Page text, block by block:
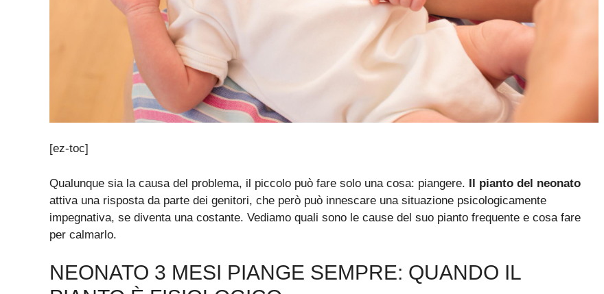
[ez-toc]
Qualunque sia la causa del problema, il piccolo può fare solo una cosa: piangere. Il pianto del neonato
attiva una risposta da parte dei genitori, che però può innescare una situazione psicologicamente
impegnativa, se diventa una costante. Vediamo quali sono le cause del suo pianto frequente e cosa fare
per calmarlo.
NEONATO 3 MESI PIANGE SEMPRE: QUANDO IL